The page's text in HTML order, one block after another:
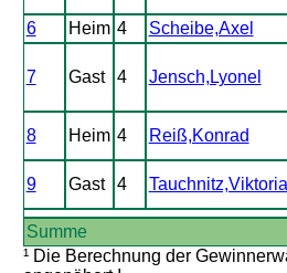
6 Heim 4 Scheibe,Axel
7 Gast 4 Jensch,Lyonel
8 Heim 4 Reiß,Konrad
9 Gast 4 Tauchnitz,Viktoria
Summe
¹ Die Berechnung der